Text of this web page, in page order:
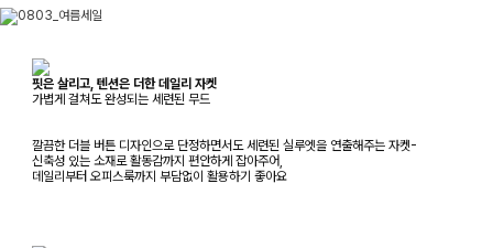
핏은 살리고, 텐션은 더한 데일리 자켓
가볍게 걸쳐도 완성되는 세련된 무드
깔끔한 더블 버튼 디자인으로 단정하면서도 세련된 실루엣을 연출해주는 자켓-
신축성 있는 소재로 활동감까지 편안하게 잡아주어,
데일리부터 오피스룩까지 부담없이 활용하기 좋아요